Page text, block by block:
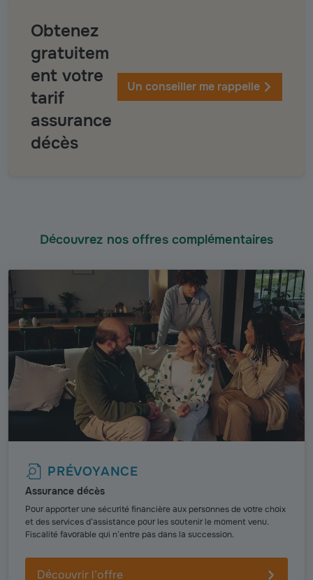
Obtenez
gratuitem
ent votre
tarif
assurance
décès
Un conseiller me rappelle
Découvrez nos offres complémentaires
PRÉVOYANCE
Assurance décès
Pour apporter une sécurité financière aux personnes de votre choix
et des services d’assistance pour les soutenir le moment venu.
Fiscalité favorable qui n’entre pas dans la succession.
Découvrir l’offre